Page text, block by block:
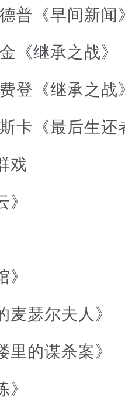
《早间新闻
继承之战》
《继承之战
《最后生还
戏
瑟尔夫人》
的谋杀案》